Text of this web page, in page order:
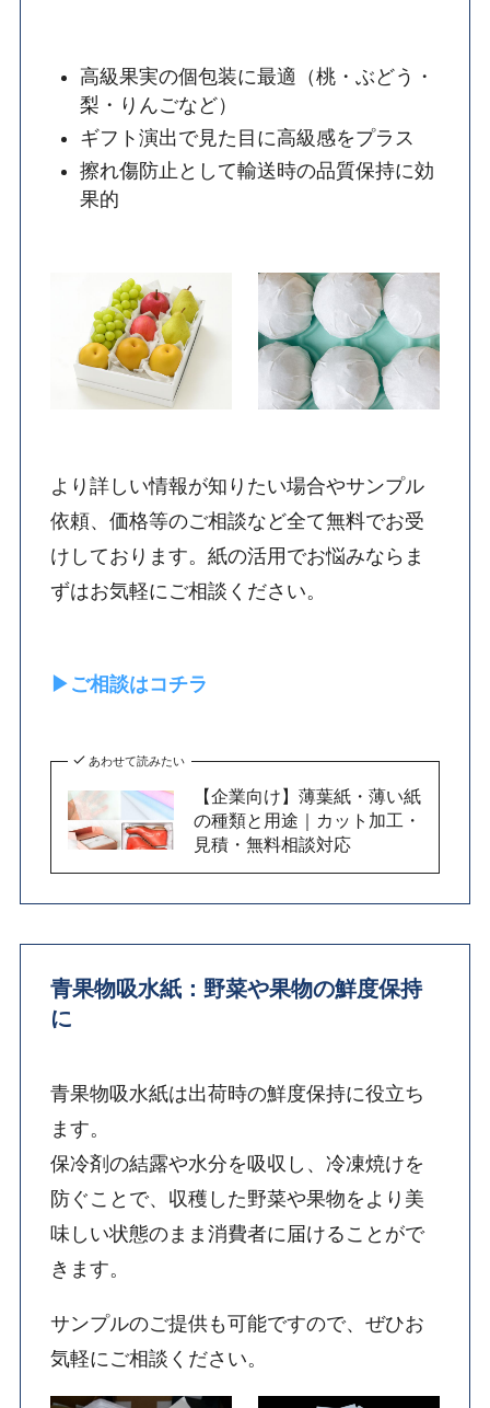
高級果実の個包装に最適（桃・ぶどう・
梨・りんごなど）
ギフト演出で見た目に高級感をプラス
擦れ傷防止として輸送時の品質保持に効
果的
より詳しい情報が知りたい場合やサンプル
依頼、価格等のご相談など全て無料でお受
けしております。紙の活用でお悩みならま
ずはお気軽にご相談ください。
▶ご相談はコチラ
あわせて読みたい
【企業向け】薄葉紙・薄い紙
の種類と用途｜カット加工・
見積・無料相談対応
青果物吸水紙：野菜や果物の鮮度保持
に
青果物吸水紙は出荷時の鮮度保持に役立ち
ます。
保冷剤の結露や水分を吸収し、冷凍焼けを
防ぐことで、収穫した野菜や果物をより美
味しい状態のまま消費者に届けることがで
きます。
サンプルのご提供も可能ですので、ぜひお
気軽にご相談ください。